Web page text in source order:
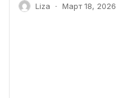
Liza - Март 18, 2026